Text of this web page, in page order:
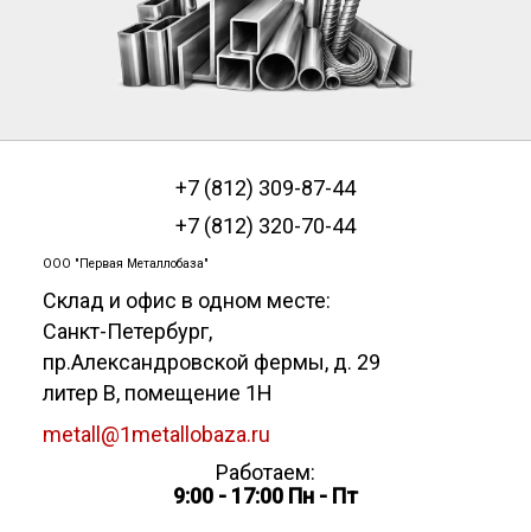
+7 (812) 309-87-44
+7 (812) 320-70-44
ООО "Первая Металлобаза"
Склад и офис в одном месте:
Санкт-Петербург,
пр.Александровской фермы, д. 29
литер В, помещение 1Н
metall@1metallobaza.ru
Работаем:
9:00 - 17:00 Пн - Пт